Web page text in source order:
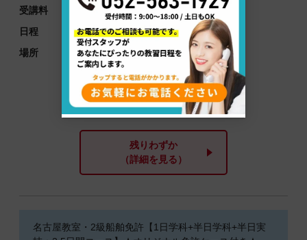
受講料
♪105,000円（税込）【先着順】
日程
8/29(土)・8/30(日)・9/3(木)
場所
[学科]マリンライセンスロイヤル名古屋
[実技]バリスティック(長良川)
残りわずか
（詳細を見る）
名古屋教室・2級船舶免許【1日学科+半日学科+半日実